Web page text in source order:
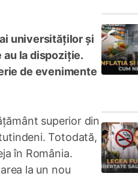
universităților și
au la dispoziție.
de evenimente
superior din
Totodată,
în România.
la un nou